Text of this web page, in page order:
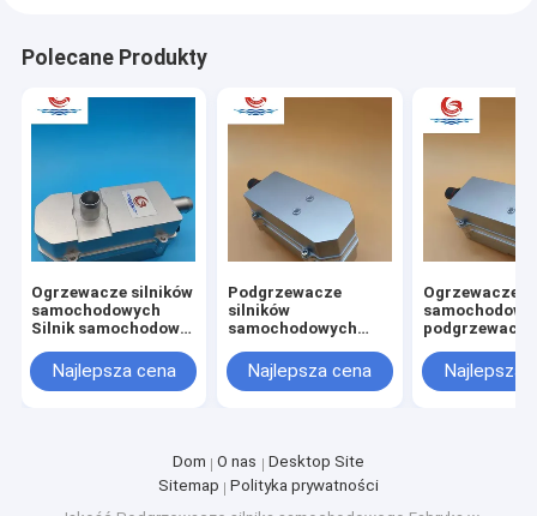
Ładowarki akumulatorów pamięci masowej
Kabel nagrzewnicy silnika
Polecane Produkty
Ogrzewacze silników
samochodowych
Silnik samochodowy
1000w Czas
ogrzewania 10-30
Najlepsza cena
Podgrzewacze
silników
samochodowych
przedgrzewacz
Goldate 1500W
Najlepsza cena
Ogrzewacze
podgrzewacz
Bezpieczne,
bezpieczne i
Najlepsza
Dom O nas
Desktop Site
Sitemap
Polityka prywatności